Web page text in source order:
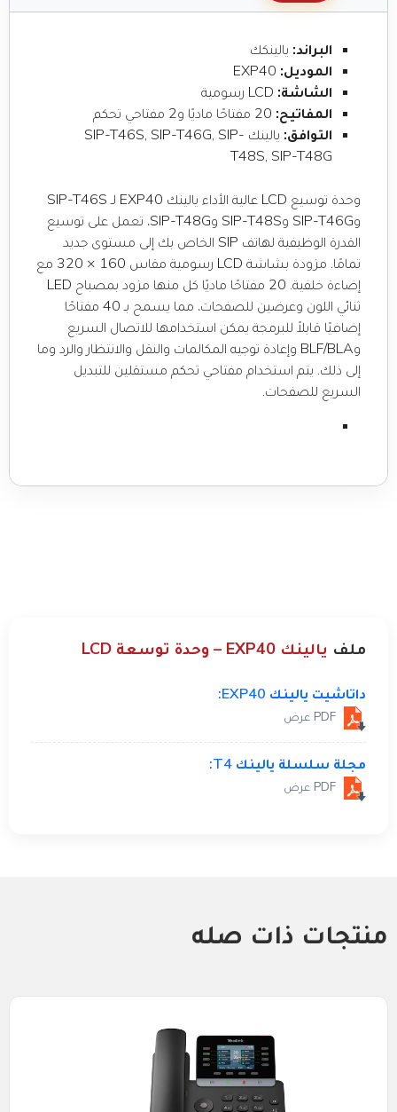
البراند: يالينكك
الموديل:
الشاشة:
المفاتيح:
التوافق:
يالينك SIP-T46S, SIP-T46G, SIP-
T48S, SIP-T48G
وحدة توسيع LCD عالية الأداء يالينك EXP40 لـ SIP-T46S
وSIP-T46G وSIP-T48S وSIP-T48G، تعمل على توسيع
القدرة الوظيفية لهاتف SIP الخاص بك إلى مستوى جديد
تمامًا. مزودة بشاشة LCD رسومية مقاس 160 × 320 مع
إضاءة خلفية. 20 مفتاحًا ماديًا كل منها مزود بمصباح LED
ثنائي اللون وعرضين للصفحات، مما يسمح بـ 40 مفتاحًا
إضافيًا قابلاً للبرمجة يمكن استخدامها للاتصال السريع
وBLF/BLA وإعادة توجيه المكالمات والنقل والانتظار والرد وما
إلى ذلك. يتم استخدام مفتاحي تحكم مستقلين للتبديل
السريع للصفحات.
ملف يالينك EXP40 – وحدة توسعة LCD
داتاشيت يالينك EXP40:
مجلة سلسلة يالينك T4:
منتجات ذات صله